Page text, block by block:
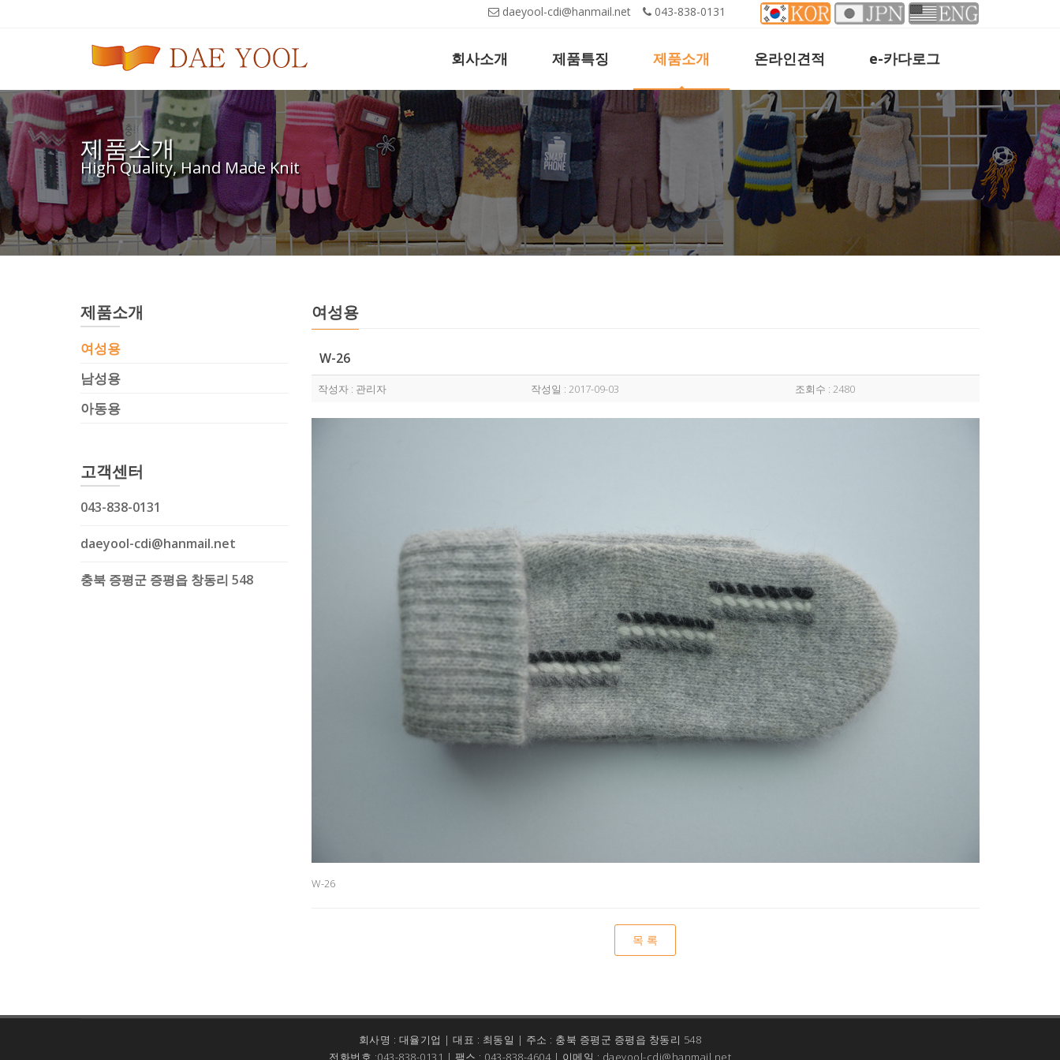
daeyool-cdi@hanmail.net 043-838-0131
회사소개 제품특징 제품소개 온라인견적 e-카다로그
제품소개
High Quality, Hand Made Knit
제품소개
여성용
남성용
아동용
고객센터
043-838-0131
daeyool-cdi@hanmail.net
충북 증평군 증평읍 창동리 548
여성용
W-26
작성자 : 관리자 작성일 : 2017-09-03 조회수 : 2480
W-26
목 록
회사명 : 대율기업 | 대표 : 최동일 | 주소 : 충북 증평군 증평읍 창동리 548
전화번호 :043-838-0131 | 팩스 : 043-838-4604 | 이메일 : daeyool-cdi@hanmail.net